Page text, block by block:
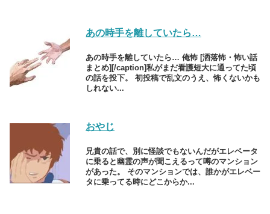
あの時手を離していたら…
あの時手を離していたら… 俺怖 [洒落怖・怖い話
まとめ][/caption]私がまだ看護短大に通ってた頃
の話を投下。 初投稿で乱文のうえ、怖くないかも
しれない...
おやじ
兄貴の話で、別に怪談でもないんだがエレベータ
に乗ると幽霊の声が聞こえるって噂のマンション
があった。 そのマンションでは、誰かがエレベー
タに乗ってる時にどこからか...